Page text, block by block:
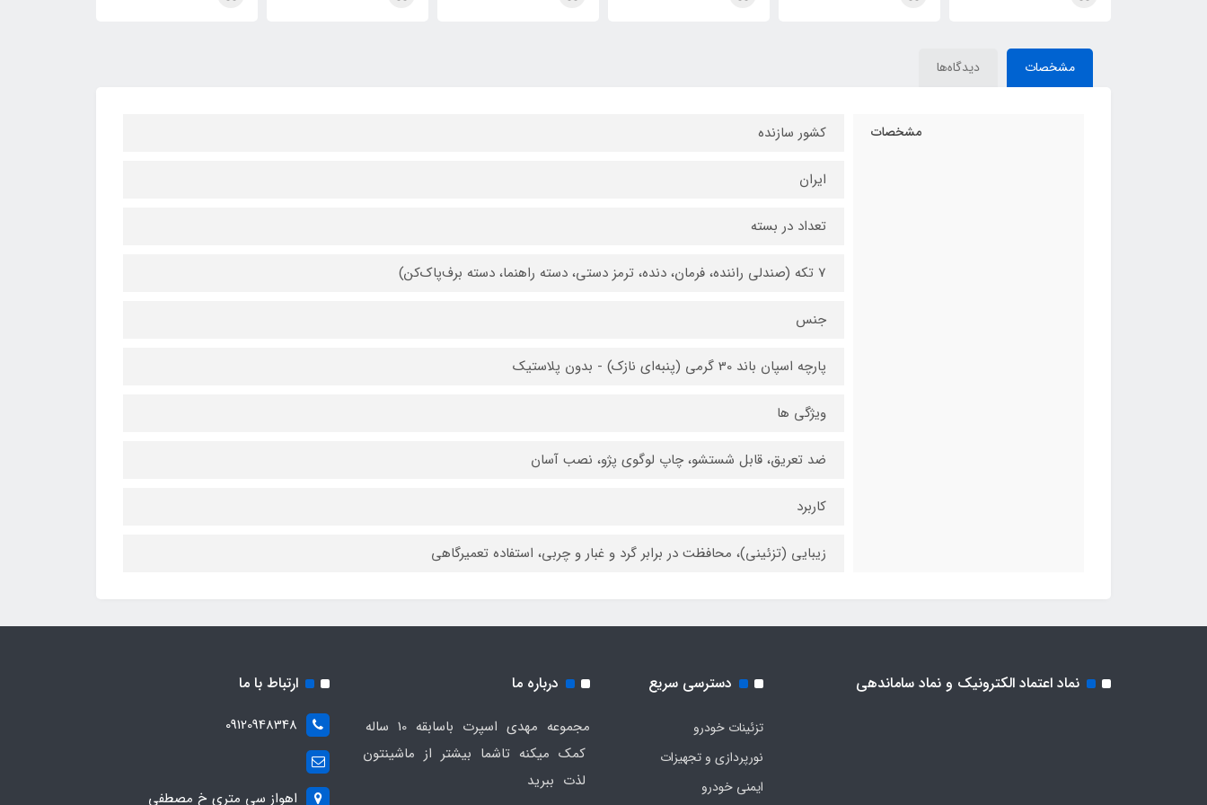
مشخصات دیدگاه‌ها
مشخصات کشور سازنده
ایران
تعداد در بسته
7 تکه (صندلی راننده، فرمان، دنده، ترمز دستی، دسته راهنما، دسته برف‌پاک‌کن)
جنس
پارچه اسپان باند 30 گرمی (پنبه‌ای نازک) - بدون پلاستیک
ویژگی‌ ها
ضد تعریق، قابل شستشو، چاپ لوگوی پژو، نصب آسان
کاربرد
زیبایی (تزئینی)، محافظت در برابر گرد و غبار و چربی، استفاده تعمیرگاهی
نماد اعتماد الکترونیک و نماد ساماندهی دسترسی سریع
تزئینات خودرو
نورپردازی و تجهیزات
ایمنی خودرو
درباره ما
مجموعه مهدی اسپرت باسابقه 10 ساله
کمک میکنه تاشما بیشتر از ماشینتون
لذت ببرید
ارتباط با ما
09120948348
اهواز سی متری خ مصطفی